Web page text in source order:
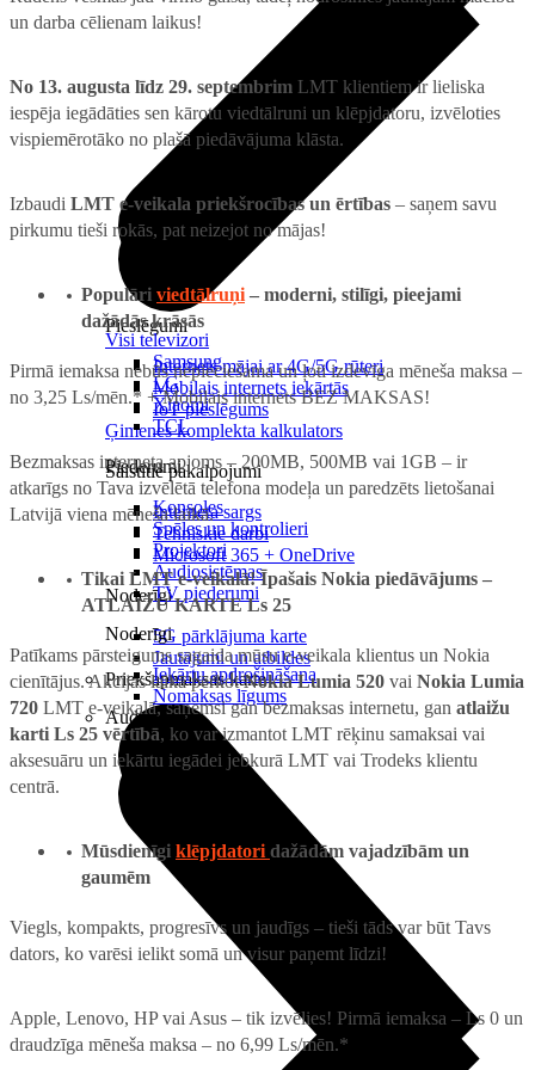
Pieslēgumi
Internets mājai ar 4G/5G rūteri
Mobilais internets iekārtās
IoT pieslēgums
Ģimenes komplekta kalkulators
Saistītie pakalpojumi
Interneta sargs
Tehniskie darbi
Microsoft 365 + OneDrive
Noderīgi
5G pārklājuma karte
Jautājumi un atbildes
Priekšapmaksas karte
Visi televizori
Samsung
LG
Xiaomi
TCL
Piederumi
Konsoles
Spēles un kontrolieri
Projektori
Audiosistēmas
TV piederumi
Noderīgi
Iekārtu apdrošināšana
Nomaksas līgums
Audio
un darba cēlienam laikus!
No 13. augusta līdz 29. septembrim LMT klientiem ir lieliska
iespēja iegādāties sen kārotu viedtālruni un klēpjdatoru, izvēloties
vispiemērotāko no plašā piedāvājuma klāsta.
Izbaudi LMT e-veikala priekšrocības un ērtības – saņem savu
pirkumu tieši rokās, pat neizejot no mājas!
Populāri viedtālruņi – moderni, stilīgi, pieejami
dažādās krāsās
Pirmā iemaksa nebūs nepieciešama un ļoti izdevīga mēneša maksa –
no 3,25 Ls/mēn.* + Mobilais internets BEZ MAKSAS!
Bezmaksas interneta apjoms – 200MB, 500MB vai 1GB – ir
atkarīgs no Tava izvēlētā telefona modeļa un paredzēts lietošanai
Latvijā viena mēneša laikā.
Tikai LMT e-veikalā! Īpašais Nokia piedāvājums –
ATLAIŽU KARTE Ls 25
Patīkams pārsteigums sagaida mūsu e-veikala klientus un Nokia
cienītājus. Akcijas laikā pērkotNokia Lumia 520 vai Nokia Lumia
720 LMT e-veikalā, saņemsi gan bezmaksas internetu, gan atlaižu
karti Ls 25 vērtībā, ko var izmantot LMT rēķinu samaksai vai
aksesuāru un iekārtu iegādei jebkurā LMT vai Trodeks klientu
centrā.
Mūsdienīgi klēpjdatori dažādām vajadzībām un
gaumēm
Viegls, kompakts, progresīvs un jaudīgs – tieši tāds var būt Tavs
dators, ko varēsi ielikt somā un visur paņemt līdzi!
Apple, Lenovo, HP vai Asus – tik izvēlies! Pirmā iemaksa – Ls 0 un
draudzīga mēneša maksa – no 6,99 Ls/mēn.*